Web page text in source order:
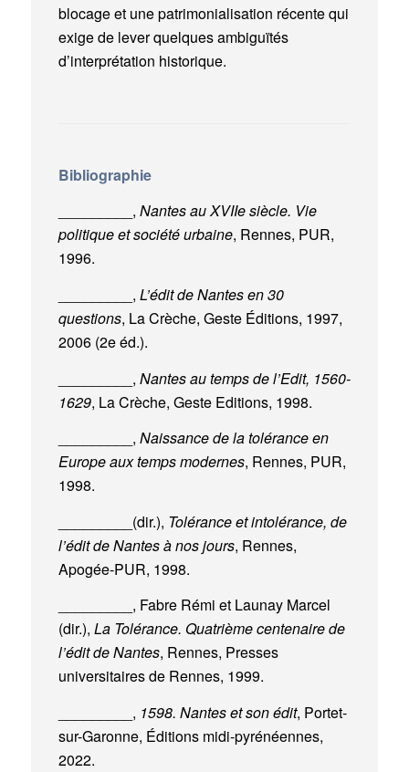
blocage et une patrimonialisation récente qui
exige de lever quelques ambiguïtés
d’interprétation historique.
Bibliographie
_________, Nantes au XVIIe siècle. Vie
politique et société urbaine, Rennes, PUR,
1996.
_________, L’édit de Nantes en 30
questions, La Crèche, Geste Éditions, 1997,
2006 (2e éd.).
_________, Nantes au temps de l’Edit, 1560-
1629, La Crèche, Geste Editions, 1998.
_________, Naissance de la tolérance en
Europe aux temps modernes, Rennes, PUR,
1998.
_________(dir.), Tolérance et intolérance, de
l’édit de Nantes à nos jours, Rennes,
Apogée-PUR, 1998.
_________, Fabre Rémi et Launay Marcel
(dir.), La Tolérance. Quatrième centenaire de
l’édit de Nantes, Rennes, Presses
universitaires de Rennes, 1999.
_________, 1598. Nantes et son édit, Portet-
sur-Garonne, Éditions midi-pyrénéennes,
2022.